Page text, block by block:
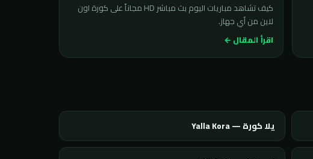
كيف تشاهد مباريات اليوم بث مباشر HD مجاناً على كورة اون
لاين من أي جهاز.
اقرأ المقال ←
يلا كورة — Yalla Kora